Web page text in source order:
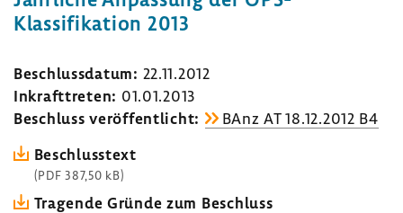
Klassifikation 2013
Beschluss­datum: 22.11.2012
Inkraft­treten: 01.01.2013
Beschluss veröf­fent­licht:
BAnz AT 18.12.2012 B4
Beschluss­text
(PDF 387,50 kB)
Tragende Gründe zum Beschluss